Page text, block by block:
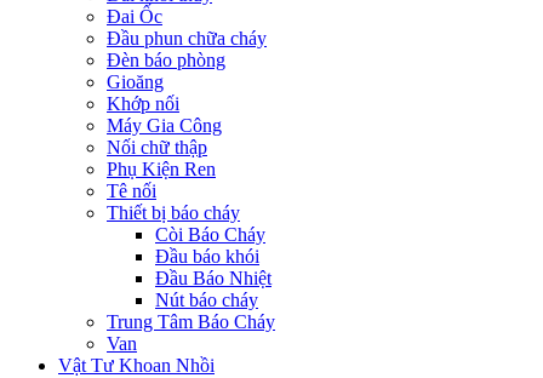
Đai Ốc
Đầu phun chữa cháy
Đèn báo phòng
Gioăng
Khớp nối
Máy Gia Công
Nối chữ thập
Phụ Kiện Ren
Tê nối
Thiết bị báo cháy
Còi Báo Cháy
Đầu báo khói
Đầu Báo Nhiệt
Nút báo cháy
Trung Tâm Báo Cháy
Van
Vật Tư Khoan Nhồi